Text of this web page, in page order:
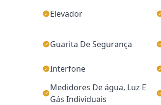
Elevador
Guarita De Segurança
Interfone
Medidores De água, Luz E
Gás Individuais